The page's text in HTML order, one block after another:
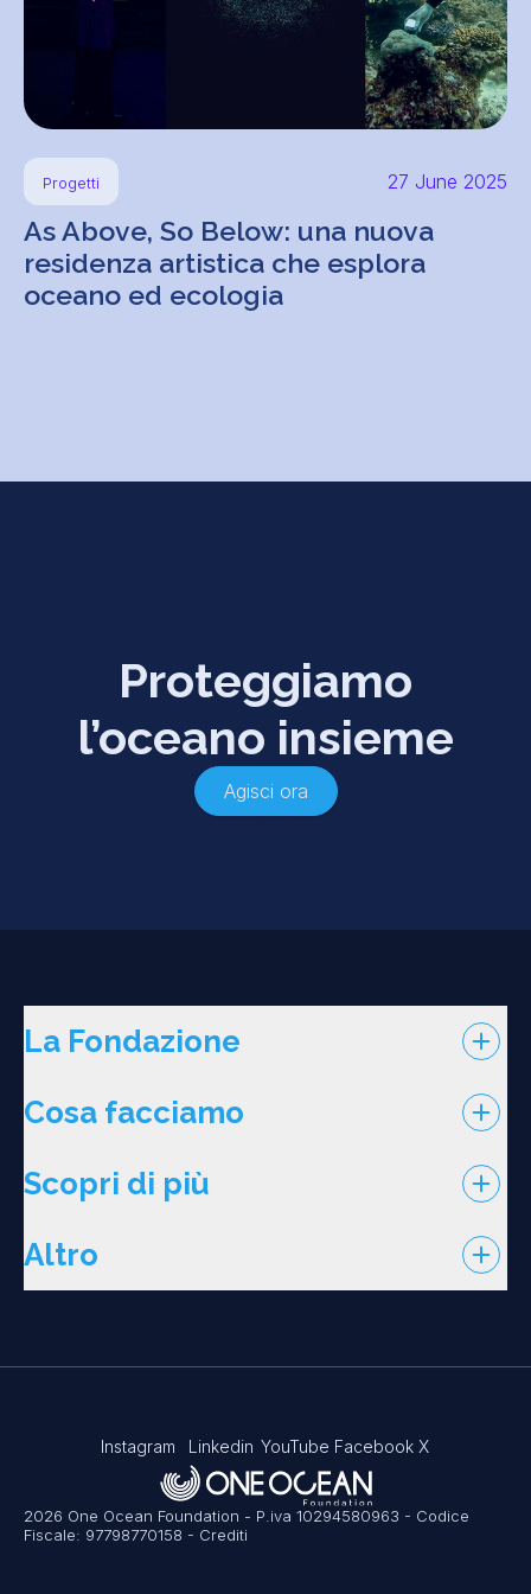
Progetti 27 June 2025
As Above, So Below: una nuova
residenza artistica che esplora
oceano ed ecologia
Proteggiamo
l’oceano insieme
Agisci ora
La Fondazione
Cosa facciamo
Scopri di più
Altro
2026 One Ocean Foundation - P.iva 10294580963 - Codice
Fiscale: 97798770158 - Crediti
Instagram Linkedin YouTube Facebook X